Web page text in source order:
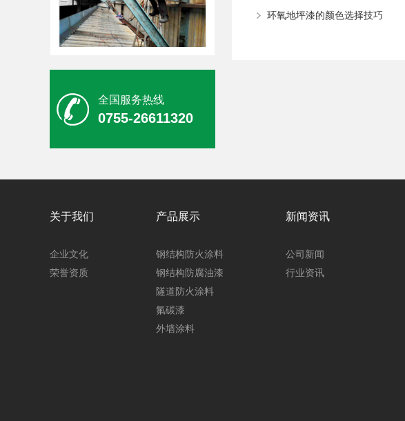
钢结构防腐油漆
全国服务热线
0755-26611320
环氧地坪漆的颜色选择技巧
关于我们
企业文化
荣誉资质
产品展示
钢结构防火涂料
钢结构防腐油漆
隧道防火涂料
氟碳漆
外墙涂料
新闻资讯
公司新闻
行业资讯